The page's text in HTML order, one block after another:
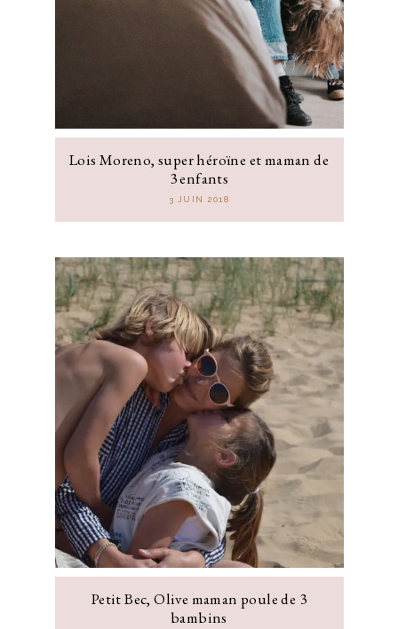
Lois Moreno, super héroïne et maman de
3 enfants
3 JUIN 2018
Petit Bec, Olive maman poule de 3
bambins